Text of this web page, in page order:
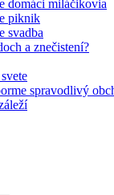
domáci miláčikovia
piknik
svadba
a znečistení?
spravodlivý